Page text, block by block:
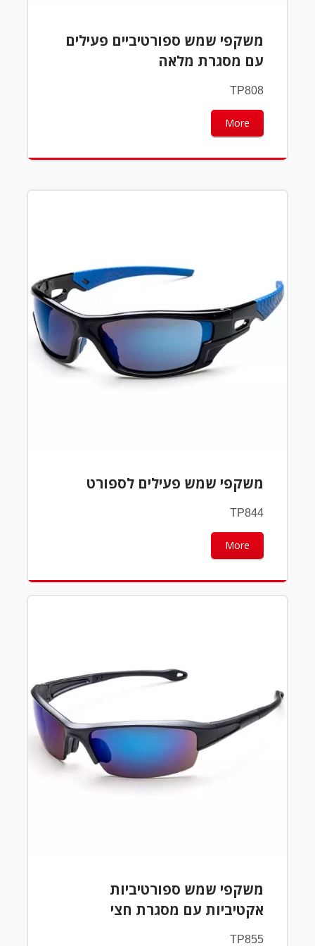
משקפי שמש ספורטיביים פעילים
עם מסגרת מלאה
TP808
More
משקפי שמש פעילים לספורט
TP844
More
משקפי שמש ספורטיביות
אקטיביות עם מסגרת חצי
TP855